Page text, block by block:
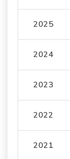
2025
2024
2023
2022
2021